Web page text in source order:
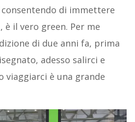
consentendo di immettere
è il vero green. Per me
di due anni fa, prima
adesso salirci e
viaggiarci è una grande